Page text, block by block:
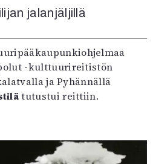
jalanjäljillä
-kulttuurireitistön
ja Pyhännällä
tutustui reittiin.